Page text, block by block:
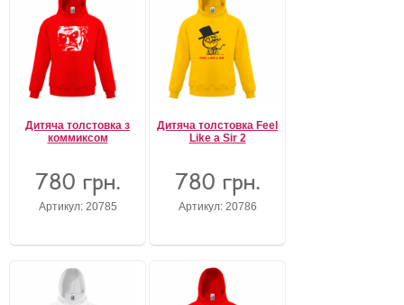
Дитяча толстовка з
коммиксом
780 грн.
Артикул: 20785
Дитяча толстовка Feel
Like a Sir 2
780 грн.
Артикул: 20786